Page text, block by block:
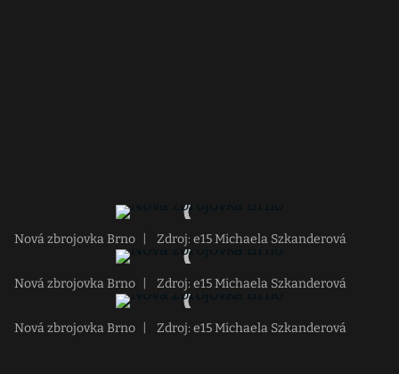
Nová zbrojovka Brno Zdroj: e15 Michaela Szkanderová
Nová zbrojovka Brno Zdroj: e15 Michaela Szkanderová
Nová zbrojovka Brno Zdroj: e15 Michaela Szkanderová